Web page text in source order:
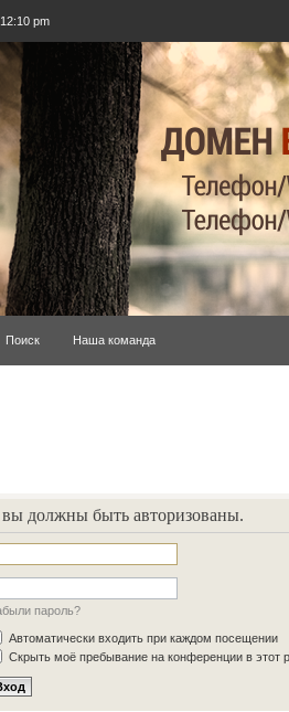
pm
Поиск Наша команда
должны быть авторизованы.
пароль?
Автоматически входить при каждом посещении
Скрыть моё пребывание на конференции в этот